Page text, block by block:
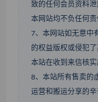
致的任何会员资料
本网站均不负任何责
7、本网站如无意中
的权益版权或侵犯
本站在收到来信核
8、本站所有售卖的
运营和搬运分享的辛